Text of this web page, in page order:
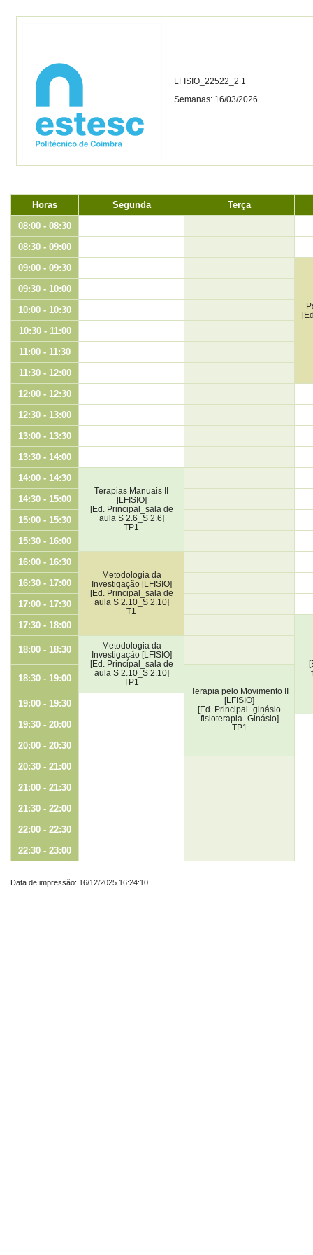
LFISIO_22522_2 1
Semanas: 16/03/2026
Horas Segunda
Terça
08:00 - 08:30
08:30 - 09:00
09:00 - 09:30
09:30 - 10:00
10:00 - 10:30
10:30 - 11:00
11:00 - 11:30
11:30 - 12:00
12:00 - 12:30
12:30 - 13:00
13:00 - 13:30
13:30 - 14:00
14:00 - 14:30
Terapias Manuais II
[LFISIO]
[Ed. Principal_sala de
aula S 2.6_S 2.6]
TP1
14:30 - 15:00
15:00 - 15:30
15:30 - 16:00
16:00 - 16:30
Metodologia da
Investigação [LFISIO]
[Ed. Principal_sala de
aula S 2.10_S 2.10]
T1
16:30 - 17:00
17:00 - 17:30
17:30 - 18:00
18:00 - 18:30
Metodologia da
Investigação [LFISIO]
[Ed. Principal_sala de
aula S 2.10_S 2.10]
TP1
18:30 - 19:00
Terapia pelo Movimento II
[LFISIO]
[Ed. Principal_ginásio
fisioterapia_Ginásio]
TP1
19:00 - 19:30
19:30 - 20:00
20:00 - 20:30
20:30 - 21:00
21:00 - 21:30
21:30 - 22:00
22:00 - 22:30
22:30 - 23:00
Data de impressão: 16/12/2025 16:24:10